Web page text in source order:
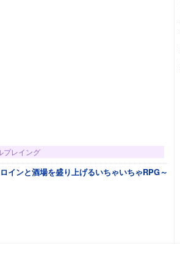
プレイング
インと酒場を盛り上げるいちゃいちゃRPG～